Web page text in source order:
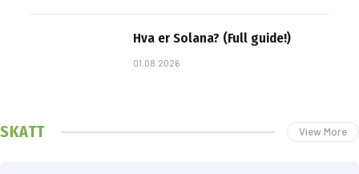
Hva er Solana? (Full guide!)
01.08.2026
SKATT View More